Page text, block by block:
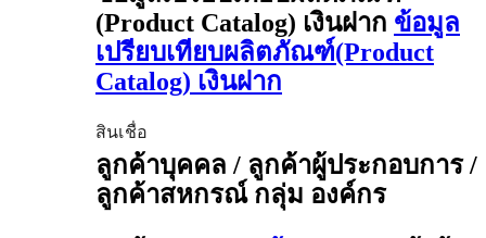
(Product Catalog) เงินฝาก ข้อมูล
เปรียบเทียบผลิตภัณฑ์(Product
Catalog) เงินฝาก
สินเชื่อ
ลูกค้าบุคคล / ลูกค้าผู้ประกอบการ /
ลูกค้าสหกรณ์ กลุ่ม องค์กร